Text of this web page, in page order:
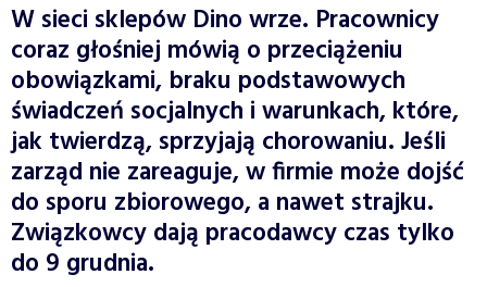
W sieci sklepów Dino wrze. Pracownicy
coraz głośniej mówią o przeciążeniu
obowiązkami, braku podstawowych
świadczeń socjalnych i warunkach, które,
jak twierdzą, sprzyjają chorowaniu. Jeśli
zarząd nie zareaguje, w firmie może dojść
do sporu zbiorowego, a nawet strajku.
Związkowcy dają pracodawcy czas tylko
do 9 grudnia.